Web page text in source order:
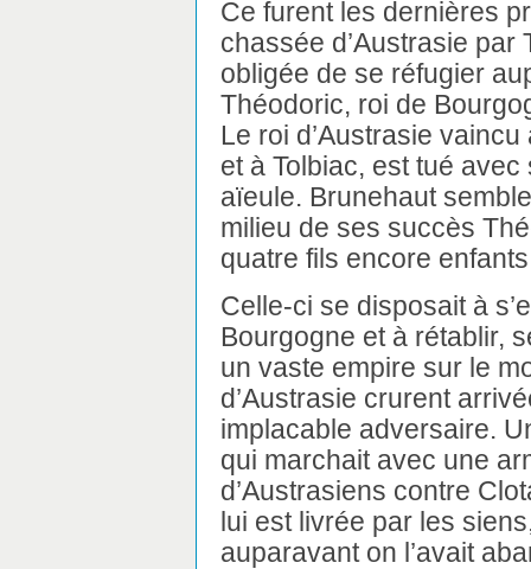
Ce furent les dernières
chassée d’Austrasie
obligée de se réfugier
Théodoric, roi de
Le roi d’Austrasie
et à Tolbiac, est tué
aïeule. Brunehaut
milieu de ses succès
quatre fils encore
Celle-ci se disposait à
Bourgogne et à rétablir,
un vaste empire sur le
d’Austrasie crurent
implacable adversaire.
qui marchait avec une
d’Austrasiens contre
lui est livrée par les
auparavant on l’avait